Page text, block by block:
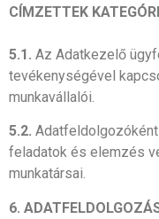
CÍMZETTEK
5.1. Az Adatkezelő
tevékenységével
munkavállalói.
5.2. Adatfeldolgozóként
feladatok és elemzés
munkatársai.
6.